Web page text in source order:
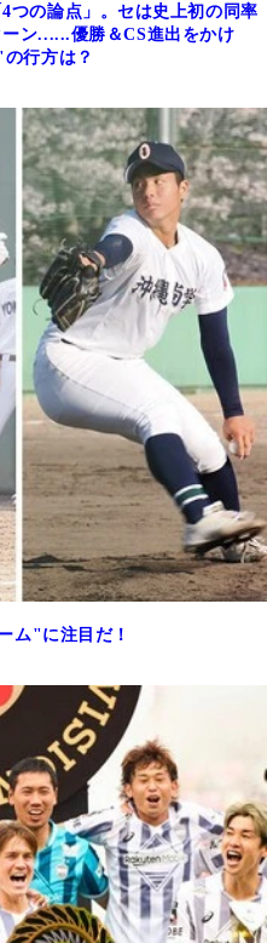
の論点」。セは史上初の同率
ン......優勝＆CS進出をかけ
行方は？
ム"に注目だ！